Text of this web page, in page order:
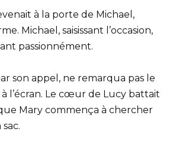
à la porte de Michael,
Michael, saisissant l’occasion,
passionnément.
son appel, ne remarqua pas le
à l’écran. Le cœur de Lucy battait
Mary commença à chercher